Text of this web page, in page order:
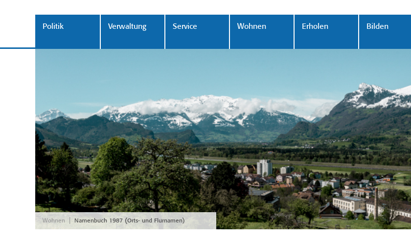
Politik Verwaltung Service Wohnen Erholen Bilden
Wohnen Namenbuch 1987 (Orts- und Flurnamen)